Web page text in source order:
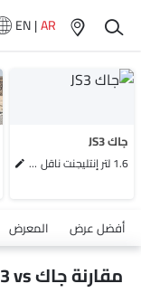
EN|AR
جاك JS3
1.6 لتر إنتليجنت ناقل يدوي
أفضل عرض المعرض
مقارنة جاك JS3 vs ج إم سي فيجوس